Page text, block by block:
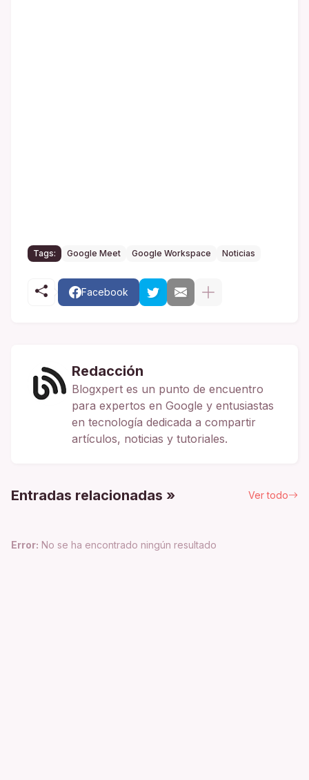
Tags: Google Meet Google Workspace Noticias
Facebook
Redacción
Blogxpert es un punto de encuentro
para expertos en Google y entusiastas
en tecnología dedicada a compartir
artículos, noticias y tutoriales.
Entradas relacionadas » Ver todo
Error: No se ha encontrado ningún resultado